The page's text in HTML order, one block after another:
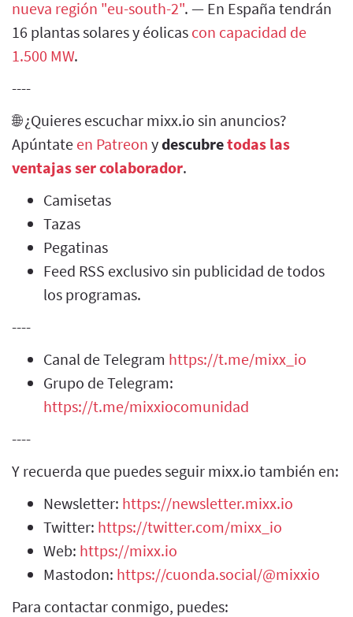
nueva región "eu-south-2". — En España tendrán
16 plantas solares y éolicas con capacidad de
1.500 MW.
----
🌐 ¿Quieres escuchar mixx.io sin anuncios?
Apúntate en Patreon ydescubretodas las
ventajas ser colaborador.
Camisetas
Tazas
Pegatinas
Feed RSS exclusivo sin publicidad de todos
los programas.
----
Canal de Telegram https://t.me/mixx_io
Grupo de Telegram:
https://t.me/mixxiocomunidad
----
Y recuerda que puedes seguir mixx.io también en:
Newsletter: https://newsletter.mixx.io
Twitter: https://twitter.com/mixx_io
Web: https://mixx.io
Mastodon: https://cuonda.social/@mixxio
Para contactar conmigo, puedes: